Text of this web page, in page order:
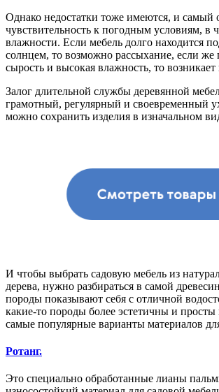
Однако недостатки тоже имеются, и самый
чувствительность к погодным условиям, в
влажности. Если мебель долго находится
солнцем, то возможно рассыхание, если же
сырость и высокая влажность, то
Залог длительной службы деревянной
грамотный, регулярный и своевременный
можно сохранить изделия в изначальном
И чтобы выбрать садовую мебель из
дерева, нужно разбираться в самой
породы показывают себя с отличной
какие-то породы более эстетичны и просты
самые популярные варианты материалов
Ротанг.
Это специально обработанные лианы